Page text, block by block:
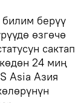
берүү
өзгөчө
сактап
24 миң
Asia Азия